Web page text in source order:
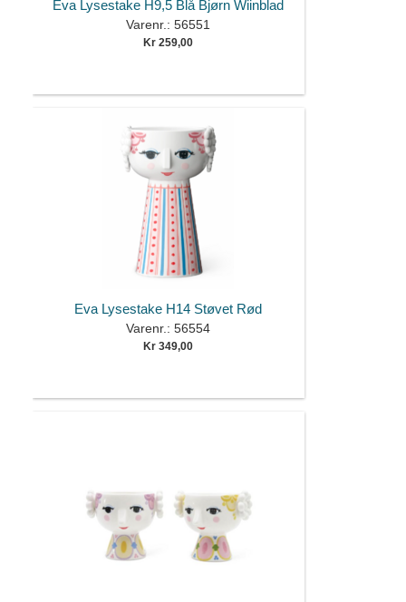
Eva Lysestake H9,5 Blå Bjørn Wiinblad
Varenr.: 56551
Kr 259,00
Eva Lysestake H14 Støvet Rød
Varenr.: 56554
Kr 349,00